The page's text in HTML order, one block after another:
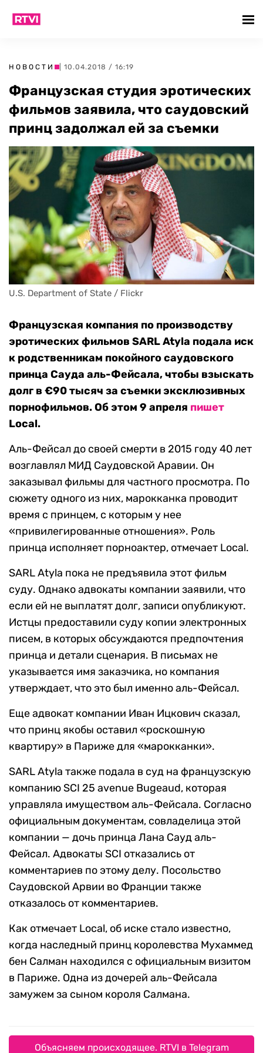
НОВОСТИ | 10.04.2018 / 16:19
Французская студия эротических
фильмов заявила, что саудовский
принц задолжал ей за съемки
U.S. Department of State / Flickr
Французская компания по производству
эротических фильмов SARL Atyla подала иск
к родственникам покойного саудовского
принца Сауда аль-Фейсала, чтобы взыскать
долг в €90 тысяч за съемки эксклюзивных
порнофильмов. Об этом 9 апреля пишет
Local.
Аль-Фейсал до своей смерти в 2015 году 40 лет
возглавлял МИД Саудовской Аравии. Он
заказывал фильмы для частного просмотра. По
сюжету одного из них, марокканка проводит
время с принцем, с которым у нее
«привилегированные отношения». Роль
принца исполняет порноактер, отмечает Local.
SARL Atyla пока не предъявила этот фильм
суду. Однако адвокаты компании заявили, что
если ей не выплатят долг, записи опубликуют.
Истцы предоставили суду копии электронных
писем, в которых обсуждаются предпочтения
принца и детали сценария. В письмах не
указывается имя заказчика, но компания
утверждает, что это был именно аль-Фейсал.
Еще адвокат компании Иван Ицкович сказал,
что принц якобы оставил «роскошную
квартиру» в Париже для «марокканки».
SARL Atyla также подала в суд на французскую
компанию SCI 25 avenue Bugeaud, которая
управляла имуществом аль-Фейсала. Согласно
официальным документам, совладелица этой
компании — дочь принца Лана Сауд аль-
Фейсал. Адвокаты SCI отказались от
комментариев по этому делу. Посольство
Саудовской Арвии во Франции также
отказалось от комментариев.
Как отмечает Local, об иске стало известно,
когда наследный принц королевства Мухаммед
бен Салман находился с официальным визитом
в Париже. Одна из дочерей аль-Фейсала
замужем за сыном короля Салмана.
Объясняем происходящее. RTVI в Telegram